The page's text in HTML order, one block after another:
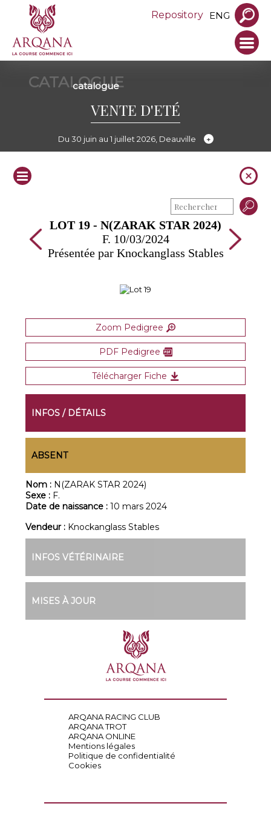
Repository ENG
CATALOGUE
catalogue
VENTE D'ETÉ
Du 30 juin au 1 juillet 2026, Deauville
LOT 19 - N(ZARAK STAR 2024)
F. 10/03/2024
Présentée par Knockanglass Stables
Zoom Pedigree
PDF Pedigree
Télécharger Fiche
INFOS / DÉTAILS
ABSENT
Nom : N(ZARAK STAR 2024)
Sexe : F.
Date de naissance :10 mars 2024
Vendeur : Knockanglass Stables
INFOS VÉTÉRINAIRE
MISES À JOUR
ARQANA RACING CLUB
ARQANA TROT
ARQANA ONLINE
Mentions légales
Politique de confidentialité
Cookies